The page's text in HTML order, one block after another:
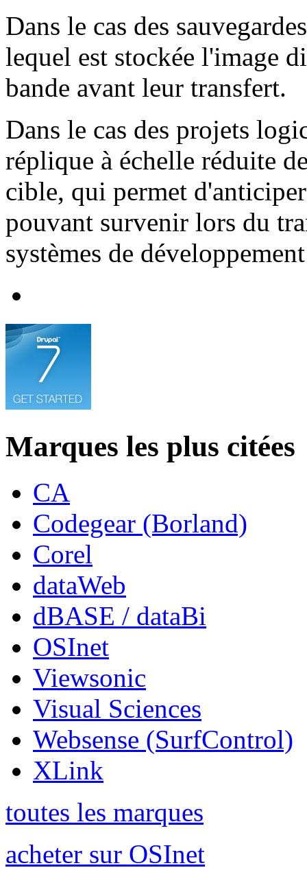
Dans le cas des
lequel est stockée l'image
bande avant leur transfert.
Dans le cas des projets
réplique à échelle réduite
cible, qui permet
pouvant survenir lors du
systèmes de
Marques les plus citées
CA
Codegear (Borland)
Corel
dataWeb
dBASE / dataBi
OSInet
Viewsonic
Visual Sciences
Websense (SurfControl)
XLink
toutes les marques
acheter sur OSInet